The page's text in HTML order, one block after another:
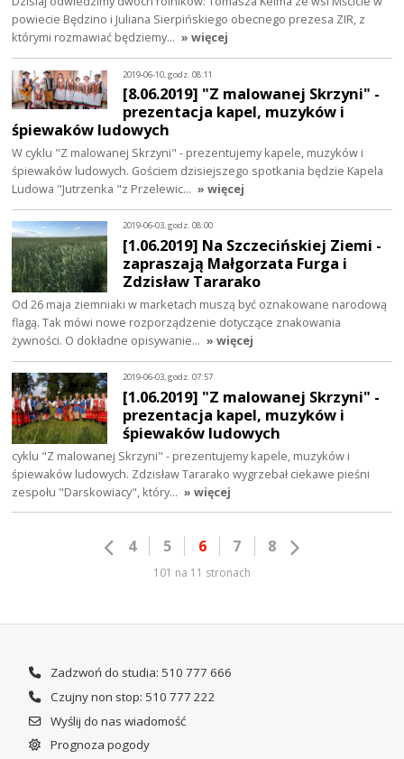
powiecie Będzino i Juliana Sierpińskiego obecnego prezesa ZIR, z
którymi rozmawiać będziemy… » więcej
2019-06-10, godz. 08:11
[8.06.2019] "Z malowanej Skrzyni" -
prezentacja kapel, muzyków i
śpiewaków ludowych
W cyklu "Z malowanej Skrzyni" - prezentujemy kapele, muzyków i
śpiewaków ludowych. Gościem dzisiejszego spotkania będzie Kapela
Ludowa "Jutrzenka "z Przelewic… » więcej
2019-06-03, godz. 08:00
[1.06.2019] Na Szczecińskiej Ziemi -
zapraszają Małgorzata Furga i
Zdzisław Tararako
Od 26 maja ziemniaki w marketach muszą być oznakowane narodową
flagą. Tak mówi nowe rozporządzenie dotyczące znakowania
żywności. O dokładne opisywanie… » więcej
2019-06-03, godz. 07:57
[1.06.2019] "Z malowanej Skrzyni" -
prezentacja kapel, muzyków i
śpiewaków ludowych
cyklu "Z malowanej Skrzyni" - prezentujemy kapele, muzyków i
śpiewaków ludowych. Zdzisław Tararako wygrzebał ciekawe pieśni
zespołu "Darskowiacy", który… » więcej
4 5 6 7 8
101 na 11 stronach
Zadzwoń do studia: 510 777 666
Czujny non stop: 510 777 222
Wyślij do nas wiadomość
Prognoza pogody